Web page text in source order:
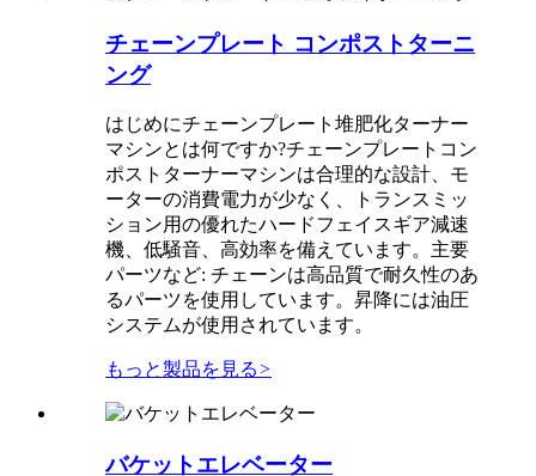
チェーンプレート コンポストターニ
ング
はじめにチェーンプレート堆肥化ターナー
マシンとは何ですか?チェーンプレートコン
ポストターナーマシンは合理的な設計、モ
ーターの消費電力が少なく、トランスミッ
ション用の優れたハードフェイスギア減速
機、低騒音、高効率を備えています。主要
パーツなど: チェーンは高品質で耐久性のあ
るパーツを使用しています。昇降には油圧
システムが使用されています。
もっと製品を見る>
バケットエレベーター